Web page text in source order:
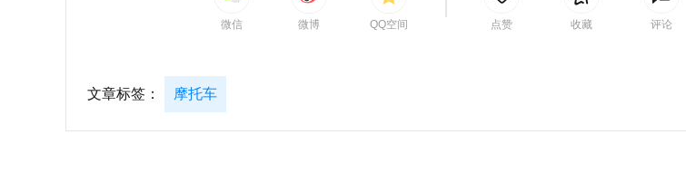
微信 微博 QQ空间 点赞 收藏 评论
文章标签： 摩托车